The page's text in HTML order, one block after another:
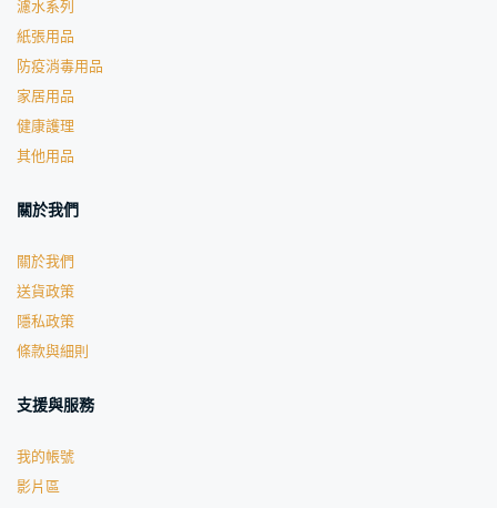
濾水系列
紙張用品
防疫消毒用品
家居用品
健康護理
其他用品
關於我們
關於我們
送貨政策
隱私政策
條款與細則
支援與服務
我的帳號
影片區